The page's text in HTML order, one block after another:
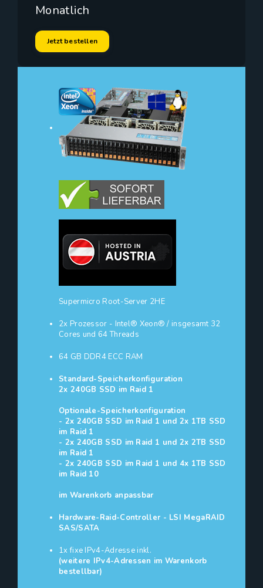
Monatlich
Jetzt bestellen
Supermicro Root-Server 2HE
2x Prozessor - Intel® Xeon® / insgesamt 32
Cores und 64 Threads
64 GB DDR4 ECC RAM
Standard-Speicherkonfiguration
2x 240GB SSD im Raid 1
Optionale-Speicherkonfiguration
- 2x 240GB SSD im Raid 1 und 2x 1TB SSD
im Raid 1
- 2x 240GB SSD im Raid 1 und 2x 2TB SSD
im Raid 1
- 2x 240GB SSD im Raid 1 und 4x 1TB SSD
im Raid 10
im Warenkorb anpassbar
Hardware-Raid-Controller - LSI MegaRAID
SAS/SATA
1x fixe IPv4-Adresse inkl.
(weitere IPv4-Adressen im Warenkorb
bestellbar)